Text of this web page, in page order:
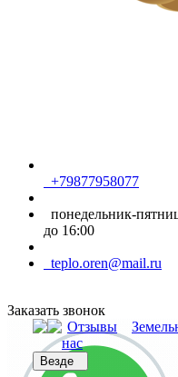
+79877958077
понедельник-
до 16:00
teplo.oren@mail.ru
Заказать звонок
Отзывы
нас
Везде